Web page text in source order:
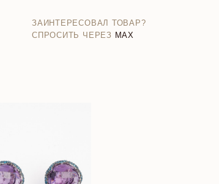
ЗАИНТЕРЕСОВАЛ ТОВАР?
СПРОСИТЬ ЧЕРЕЗ MAX